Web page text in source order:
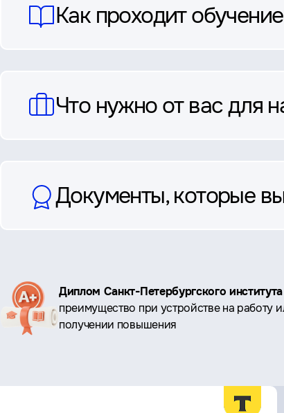
Как проходит обучение
Что нужно от вас для
Документы, которые
Ключевые
преимущества
Диплом Санкт-Петербургского института
преимущество при устройстве на работу
получении повышения